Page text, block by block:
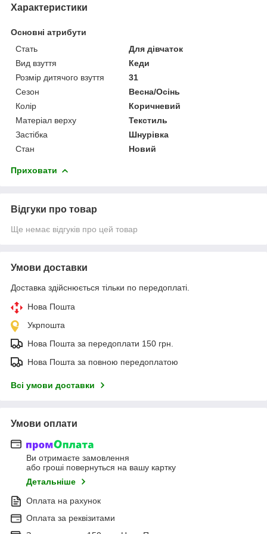
Характеристики
Основні атрибути
Стать
Для дівчаток
Вид взуття
Кеди
Розмір дитячого взуття
31
Сезон
Весна/Осінь
Колір
Коричневий
Матеріал верху
Текстиль
Застібка
Шнурівка
Стан
Новий
Приховати
Відгуки про товар
Ще немає відгуків про цей товар
Умови доставки
Доставка здійснюється тільки по передоплаті.
Нова Пошта
Укрпошта
Нова Пошта за передоплати 150 грн.
Нова Пошта за повною передоплатою
Всі умови доставки
Умови оплати
Ви отримаєте замовлення
або гроші повернуться на вашу картку
Детальніше
Оплата на рахунок
Оплата за реквізитами